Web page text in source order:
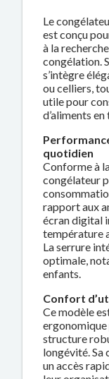
Le
est conçu
à la
congélation.
s’intègre
ou celliers,
utile pour
d’aliments
quotidien
Conforme à
congélateur
rapport aux
écran digital
température
La serrure
optimale,
enfants.
Confort
Ce modèle
ergonomique
structure
longévité. Sa
un accès